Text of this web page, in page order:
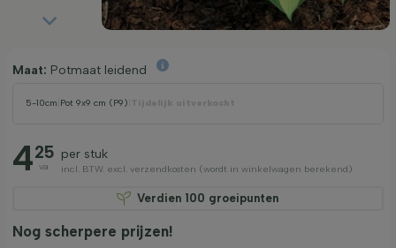
Maat: Potmaat leidend
5-10cm Pot 9x9 cm (P9)
425
va
per stuk
incl. BTW. excl. verzendkosten (wordt in winkelwagen berekend)
Verdien 100 groeipunten
Nog scherpere prijzen!